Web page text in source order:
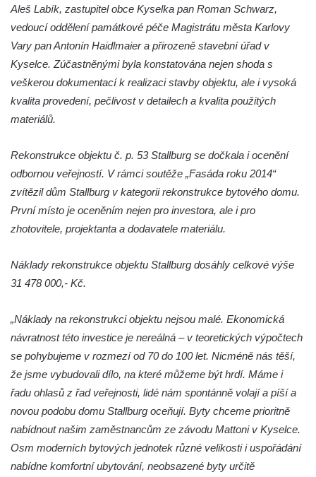
Boru
Dům čp. 129 ve Sloupské ulici v Novém
Boru
Dům čp. 109 v Kalinově ulici v Novém Boru
Dům čp. 107 v Kalinově ulici v Novém Boru
Dům čp. 46 v ulici T. G. Masaryka v Novém
Dům čp. 106 v Kalinově ulici v Novém Boru
(informační středisko)
Kittelův dům čp. 101 v Novém Boru
Hornický dům Sokolov
Dům kultury Ostrov
Venkovské usedlosti Nový Drahov
Fuchsova vila v Kraslicích
Kittelův dům v Krásné u Pěnčína
Fara u kostela svatého Josefa v Krásné u
Pěnčína
Altán v parku u školy v Teplicích nad Metují
Krakonošovy schody v Teplicích nad Metují
Kubečkova fara čp. 54 v Machovské Lhotě
Vila Landhaus čp. 1230/6 v ulici Pod
Doubravkou v Teplicích
Aleš Labík, zastupitel obce Kyselka pan Roman Schwarz,
vedoucí oddělení památkové péče Magistrátu města Karlovy
Vary pan Antonín Haidlmaier a přirozeně stavební úřad v
Kyselce. Zúčastněnými byla konstatována nejen shoda s
veškerou dokumentací k realizaci stavby objektu, ale i vysoká
kvalita provedení, pečlivost v detailech a kvalita použitých
materiálů.
Rekonstrukce objektu č. p. 53 Stallburg se dočkala i ocenění
odbornou veřejností. V rámci soutěže „Fasáda roku 2014“
zvítězil dům Stallburg v kategorii rekonstrukce bytového domu.
První místo je oceněním nejen pro investora, ale i pro
zhotovitele, projektanta a dodavatele materiálu.
Náklady rekonstrukce objektu Stallburg dosáhly celkové výše
31 478 000,- Kč.
„Náklady na rekonstrukci objektu nejsou malé. Ekonomická
návratnost této investice je nereálná – v teoretických výpočtech
se pohybujeme v rozmezí od 70 do 100 let. Nicméně nás těší,
že jsme vybudovali dílo, na které můžeme být hrdí. Máme i
řadu ohlasů z řad veřejnosti, lidé nám spontánně volají a píší a
novou podobu domu Stallburg oceňují. Byty chceme prioritně
nabídnout našim zaměstnancům ze závodu Mattoni v Kyselce.
Osm moderních bytových jednotek různé velikosti i uspořádání
nabídne komfortní ubytování, neobsazené byty určitě